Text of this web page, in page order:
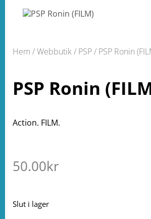
Hem /Webbutik/ PSP/ PSP Ronin
PSP Ronin
Action. FILM.
50.00kr
Slut i lager